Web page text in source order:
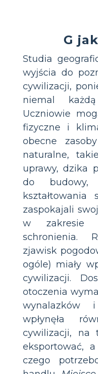
G
Studia
wyjścia do
cywilizacji,
niemal
Uczniowie
fizyczne i
obecne
naturalne,
uprawy, dzika
do budowy,
zaspokajali
w zakresie
schronienia.
zjawisk
ogóle) miały
cywilizacji.
otoczenia
wynalazków
wpłynęła
cywilizacji, na
eksportować,
czego